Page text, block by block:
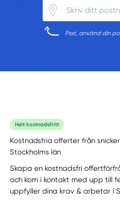
Psst, använd din
Helt kostnadsfritt
Kostnadsfria offerter från
Stockholms län
Skapa en kostnadsfri
och kom i kontakt med upp till
uppfyller dina krav & arbetar i